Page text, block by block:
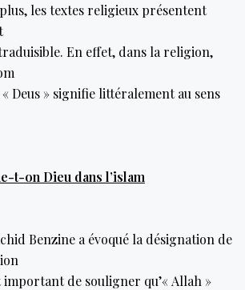
les textes religieux présentent
En effet, dans la religion,
Deus » signifie littéralement au sens
t-on Dieu dans l’islam
Benzine a évoqué la désignation de
de souligner qu’« Allah »